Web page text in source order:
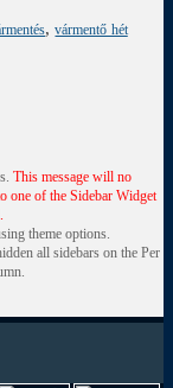
,vármentő hét
This message will no
one of the Sidebar Widget
theme options.
all sidebars on the Per